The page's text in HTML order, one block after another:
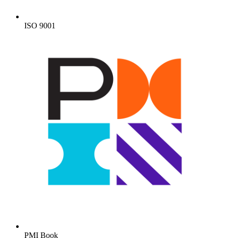
ISO 9001
PMI Book